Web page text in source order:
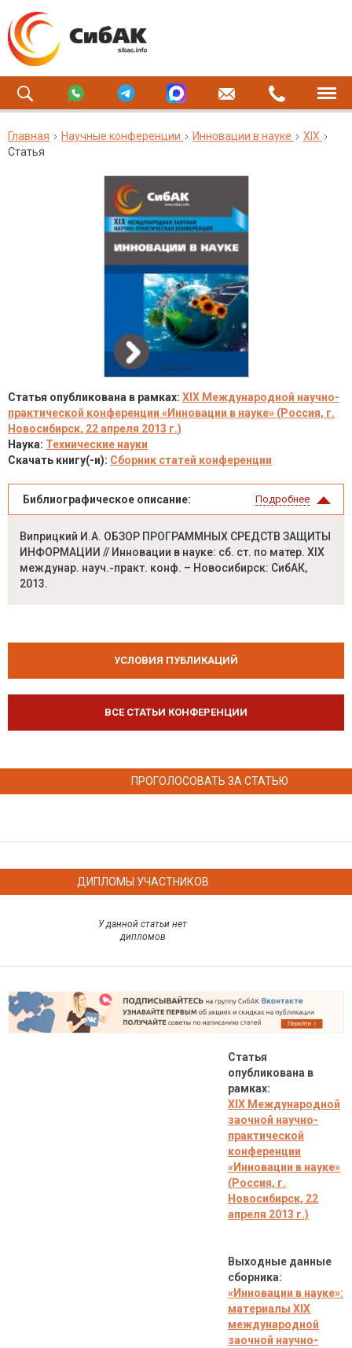
Главная Научные конференции Инновации в науке
XIX
Статья
Статья опубликована в рамках: XIX Международной научно-
практической конференции «Инновации в науке» (Россия, г.
Новосибирск, 22 апреля 2013 г.)
Наука: Технические науки
Скачать книгу(-и): Сборник статей конференции
Библиографическое описание: Подробнее
Виприцкий И.А. ОБЗОР ПРОГРАММНЫХ СРЕДСТВ ЗАЩИТЫ
ИНФОРМАЦИИ // Инновации в науке: сб. ст. по матер. XIX
междунар. науч.-практ. конф. – Новосибирск: СибАК,
2013.
УСЛОВИЯ ПУБЛИКАЦИЙ
ВСЕ СТАТЬИ КОНФЕРЕНЦИИ
ПРОГОЛОСОВАТЬ ЗА СТАТЬЮ
ДИПЛОМЫ УЧАСТНИКОВ
У данной статьи нет
дипломов
Статья
опубликована в
рамках:
XIX Международной
заочной научно-
практической
конференции
«Инновации в науке»
(Россия, г.
Новосибирск, 22
апреля 2013 г.)
Выходные данные
сборника:
«Инновации в науке»:
материалы XIX
международной
заочной научно-